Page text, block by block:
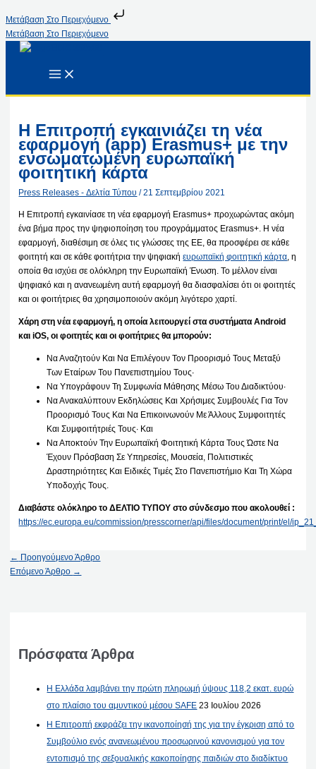
Μετάβαση Στο Περιεχόμενο
Μετάβαση Στο Περιεχόμενο
Η Επιτροπή εγκαινιάζει τη νέα
εφαρμογή (app) Erasmus+ με την
ενσωματωμένη ευρωπαϊκή
φοιτητική κάρτα
Press Releases - Δελτία Τύπου /21 Σεπτεμβρίου 2021
Η Επιτροπή εγκαινίασε τη νέα εφαρμογή Erasmus+ προχωρώντας ακόμη
ένα βήμα προς την ψηφιοποίηση του προγράμματος Erasmus+. Η νέα
εφαρμογή, διαθέσιμη σε όλες τις γλώσσες της ΕΕ, θα προσφέρει σε κάθε
φοιτητή και σε κάθε φοιτήτρια την ψηφιακήευρωπαϊκή φοιτητική κάρτα, η
οποία θα ισχύει σε ολόκληρη την Ευρωπαϊκή Ένωση. Το μέλλον είναι
ψηφιακό και η ανανεωμένη αυτή εφαρμογή θα διασφαλίσει ότι οι φοιτητές
και οι φοιτήτριες θα χρησιμοποιούν ακόμη λιγότερο χαρτί.
Χάρη στη νέα εφαρμογή, η οποία λειτουργεί στα συστήματα Android
και iOS, οι φοιτητές και οι φοιτήτριες θα μπορούν:
Να Αναζητούν Και Να Επιλέγουν Τον Προορισμό Τους Μεταξύ
Των Εταίρων Του Πανεπιστημίου Τους·
Να Υπογράφουν Τη Συμφωνία Μάθησης Μέσω Του Διαδικτύου·
Να Ανακαλύπτουν Εκδηλώσεις Και Χρήσιμες Συμβουλές Για Τον
Προορισμό Τους Και Να Επικοινωνούν Με Άλλους Συμφοιτητές
Και Συμφοιτήτριές Τους· Και
Να Αποκτούν Την Ευρωπαϊκή Φοιτητική Κάρτα Τους Ώστε Να
Έχουν Πρόσβαση Σε Υπηρεσίες, Μουσεία, Πολιτιστικές
Δραστηριότητες Και Ειδικές Τιμές Στο Πανεπιστήμιο Και Τη Χώρα
Υποδοχής Τους.
Διαβάστε ολόκληρο το ΔΕΛΤΙΟ ΤΥΠΟΥ στο σύνδεσμο που ακολουθεί :
https://ec.europa.eu/commission/presscorner/api/files/document/print/el/
← Προηγούμενο Άρθρο
Επόμενο Άρθρο →
Πρόσφατα Άρθρα
Η Ελλάδα λαμβάνει την πρώτη πληρωμή ύψους 118,2 εκατ. ευρώ
στο πλαίσιο του αμυντικού μέσου SAFE 23 Ιουλίου 2026
Η Επιτροπή εκφράζει την ικανοποίησή της για την έγκριση από το
Συμβούλιο ενός ανανεωμένου προσωρινού κανονισμού για τον
εντοπισμό της σεξουαλικής κακοποίησης παιδιών στο διαδίκτυο